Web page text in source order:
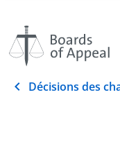
Décisions des